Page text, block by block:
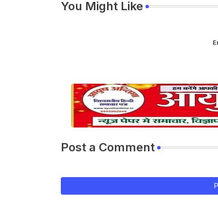
You Might Like
Post a Comment